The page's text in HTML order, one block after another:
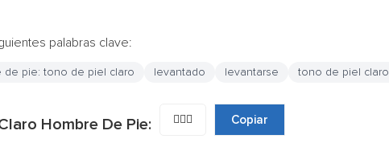
palabras clave:
de pie: tono de piel claro levantado levantarse tono de piel claro
Hombre De Pie: 🧍🏻‍♂️ Copiar